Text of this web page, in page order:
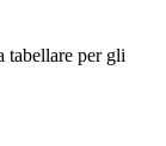
tabellare per gli